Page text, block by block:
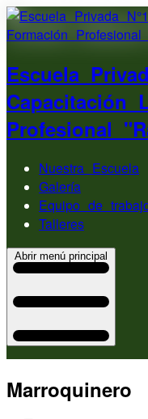
Escuela
Capacitación
Profesional
Nuestra Escuela
Galería
Equipo de
Talleres
Abrir menú principal
Galería
Equipo de trabajo
Marroquinero